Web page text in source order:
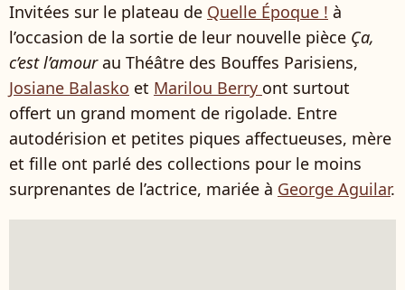
Invitées sur le plateau de Quelle Époque ! à
l’occasion de la sortie de leur nouvelle pièce Ça,
c’est l’amourau Théâtre des Bouffes Parisiens,
Josiane Balasko et Marilou Berry ont surtout
offert un grand moment de rigolade. Entre
autodérision et petites piques affectueuses, mère
et fille ont parlé des collections pour le moins
surprenantes de l’actrice, mariée à George Aguilar.